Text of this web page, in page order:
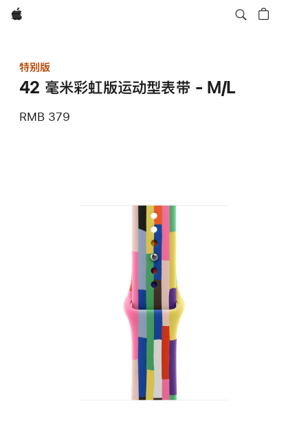
Apple
特别版
42 毫米彩虹版运动型表带 - M/L
RMB 379